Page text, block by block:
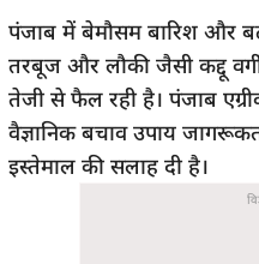
पंजाब में बेमौसम बारिश और
तरबूज और लौकी जैसी कद्दू
तेजी से फैल रही है। पंजाब
वैज्ञानिक बचाव उपाय
इस्तेमाल की सलाह दी है।